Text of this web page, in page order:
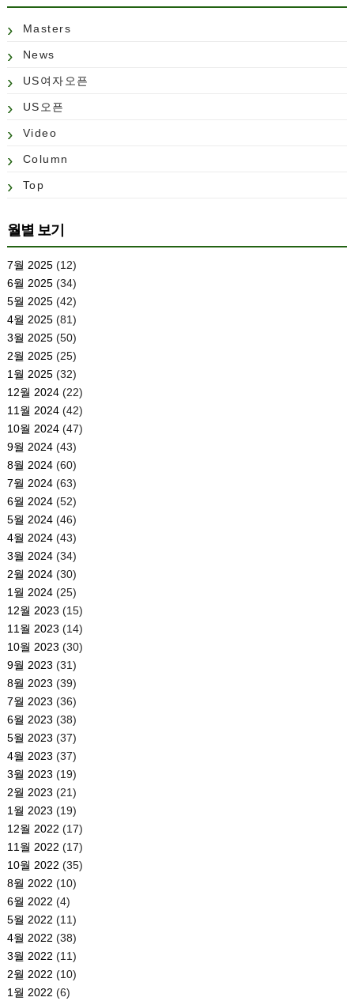
Masters
News
US여자오픈
US오픈
Video
Column
Top
월별 보기
7월 2025(12)
6월 2025(34)
5월 2025(42)
4월 2025(81)
3월 2025(50)
2월 2025(25)
1월 2025(32)
12월 2024(22)
11월 2024(42)
10월 2024(47)
9월 2024(43)
8월 2024(60)
7월 2024(63)
6월 2024(52)
5월 2024(46)
4월 2024(43)
3월 2024(34)
2월 2024(30)
1월 2024(25)
12월 2023 (15)
11월 2023 (14)
10월 2023 (30)
9월 2023 (31)
8월 2023 (39)
7월 2023 (36)
6월 2023 (38)
5월 2023 (37)
4월 2023 (37)
3월 2023 (19)
2월 2023 (21)
1월 2023 (19)
12월 2022 (17)
11월 2022 (17)
10월 2022 (35)
8월 2022 (10)
6월 2022 (4)
5월 2022 (11)
4월 2022 (38)
3월 2022 (11)
2월 2022 (10)
1월 2022 (6)